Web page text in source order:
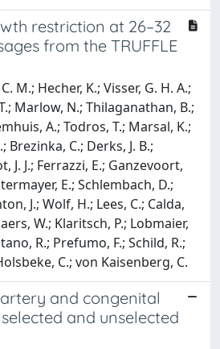
restriction at 26–32
from the TRUFFLE
M.; Hecher, K.; Visser, G. H. A.;
Marlow, N.; Thilaganathan, B.;
A.; Todros, T.; Marsal, K.;
Brezinka, C.; Derks, J. B.;
J. J.; Ferrazzi, E.; Ganzevoort,
E.; Schlembach, D.;
J.; Wolf, H.; Lees, C.; Calda,
W.; Klaritsch, P.; Lobmaier,
R.; Prefumo, F.; Schild, R.;
C.; von Kaisenberg, C.
and congenital
and unselected